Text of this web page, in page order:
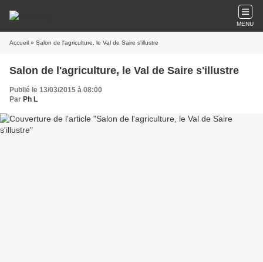
MENU
Accueil » Salon de l'agriculture, le Val de Saire s'illustre
Salon de l'agriculture, le Val de Saire s'illustre
Publié le 13/03/2015 à 08:00
Par Ph L